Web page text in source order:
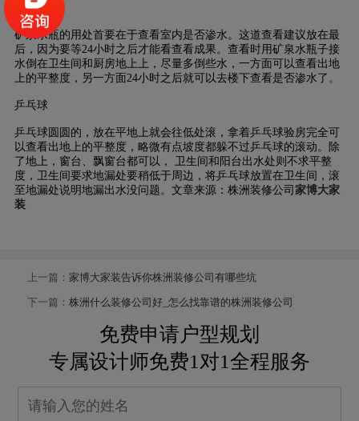
矿泉水
矿泉水瓶的用处首要在于查看室内是否渗水。这道查看建议放在最
后，因为要等24小时之后才能看查看成果。查看时用矿泉水瓶子接
水倒在卫生间和厨房地上上，尽量多倒些水，一方面可以查看出地
上的平整度，另一方面24小时之后就可以去楼下查看是否渗水了。
乒乓球
乒乓球圆圆的，放在平地上就会往低处滚，拿着乒乓球验房完全可
以查看出地上的平整度，略微有点坡度都躲不过乒乓球的滚动。除
了地上，窗台、飘窗台都可以， 卫生间和阳台出水处则不求平整
度，卫生间要求地漏处要稍低于周边，将乒乓球放置在卫生间，滚
至地漏处说明地漏出水没问题。文章来源：株洲装修公司 家博大家
装
上一篇： 家博大家装告诉你株洲装修公司有哪些坑
下一篇： 株洲什么装修公司好_怎么找靠谱的株洲装修公司
免费申请户型规划
专属设计师免费1对1全程服务